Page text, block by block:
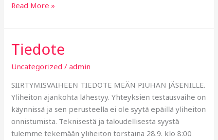
Read More »
Tiedote
Uncategorized /admin
SIIRTYMISVAIHEEN TIEDOTE MEÄN PIUHAN JÄSENILLE.
Yliheiton ajankohta lähestyy. Yhteyksien testausvaihe on
käynnissä ja sen perusteella ei ole syytä epäillä yliheiton
onnistumista. Teknisestä ja taloudellisesta syystä
tulemme tekemään yliheiton torstaina 28.9. klo 8:00
Tiedote